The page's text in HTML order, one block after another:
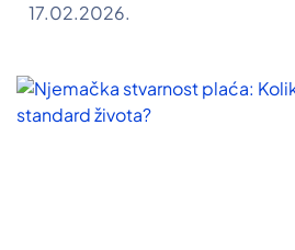
17.02.2026.